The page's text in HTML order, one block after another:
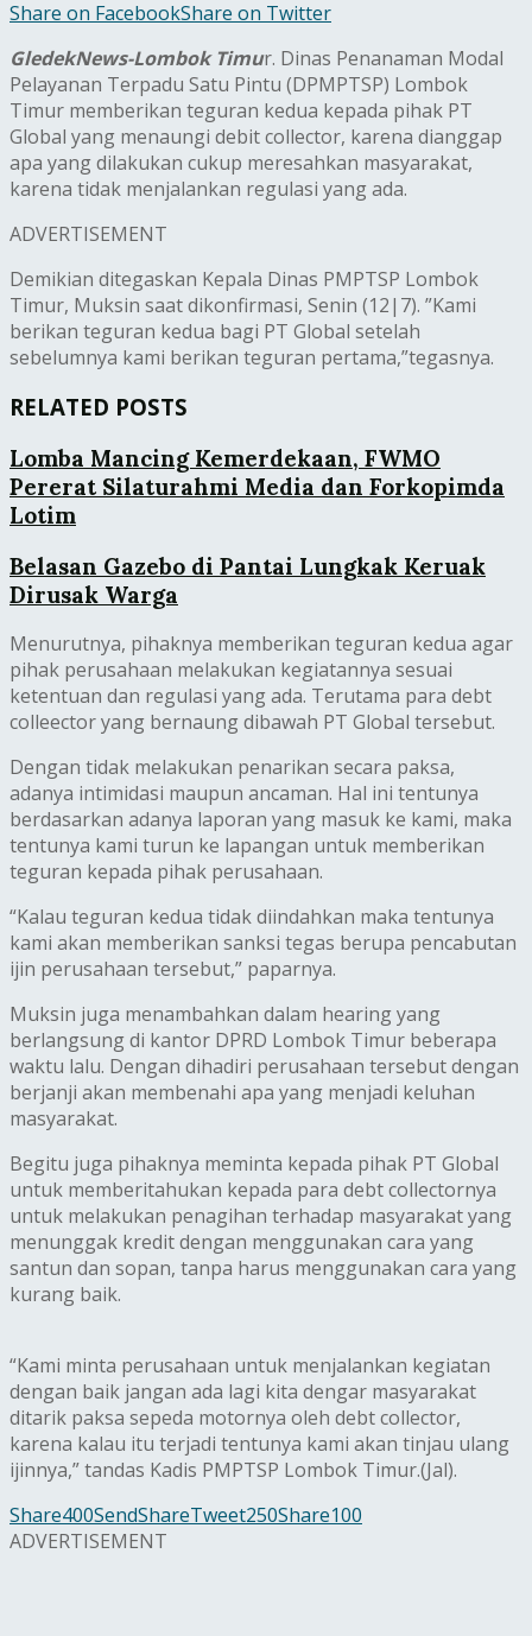
Share on FacebookShare on Twitter
GledekNews-Lombok Timur. Dinas Penanaman Modal
Pelayanan Terpadu Satu Pintu (DPMPTSP) Lombok
Timur memberikan teguran kedua kepada pihak PT
Global yang menaungi debit collector, karena dianggap
apa yang dilakukan cukup meresahkan masyarakat,
karena tidak menjalankan regulasi yang ada.
ADVERTISEMENT
Demikian ditegaskan Kepala Dinas PMPTSP Lombok
Timur, Muksin saat dikonfirmasi, Senin (12|7). ‎”Kami
berikan teguran kedua bagi PT Global setelah
sebelumnya kami berikan teguran pertama,”tegasnya.
RELATED POSTS
Lomba Mancing Kemerdekaan, FWMO
Pererat Silaturahmi Media dan Forkopimda
Lotim
Belasan Gazebo di Pantai Lungkak Keruak
Dirusak Warga
Menurutnya, pihaknya memberikan teguran kedua agar
pihak perusahaan melakukan kegiatannya sesuai
ketentuan dan regulasi yang ada. Terutama para debt
colleector yang bernaung dibawah PT Global tersebut.
Dengan tidak melakukan penarikan secara paksa,
adanya intimidasi maupun ancaman. Hal ini tentunya
berdasarkan adanya laporan yang masuk ke kami, maka
tentunya kami turun ke lapangan untuk memberikan
teguran kepada pihak perusahaan.
“Kalau teguran kedua tidak diindahkan maka tentunya
kami akan memberikan sanksi tegas berupa pencabutan
ijin perusahaan tersebut,” paparnya.
Muksin juga menambahkan dalam hearing yang
berlangsung di kantor DPRD Lombok Timur beberapa
waktu lalu. Dengan dihadiri perusahaan tersebut dengan
berjanji akan membenahi apa yang menjadi keluhan
masyarakat.
Begitu juga pihaknya meminta kepada pihak PT Global
untuk memberitahukan kepada para debt collectornya
untuk melakukan penagihan terhadap masyarakat yang
menunggak kredit dengan menggunakan cara yang
santun dan sopan, tanpa harus menggunakan cara yang
kurang baik.‎
“Kami minta perusahaan untuk menjalankan kegiatan
dengan baik jangan ada lagi kita dengar masyarakat
ditarik paksa sepeda motornya oleh debt collector,
karena kalau itu terjadi tentunya kami akan tinjau ulang
ijinnya,” tandas Kadis PMPTSP Lombok Timur.(Jal).
Share400SendShareTweet250Share100
ADVERTISEMENT